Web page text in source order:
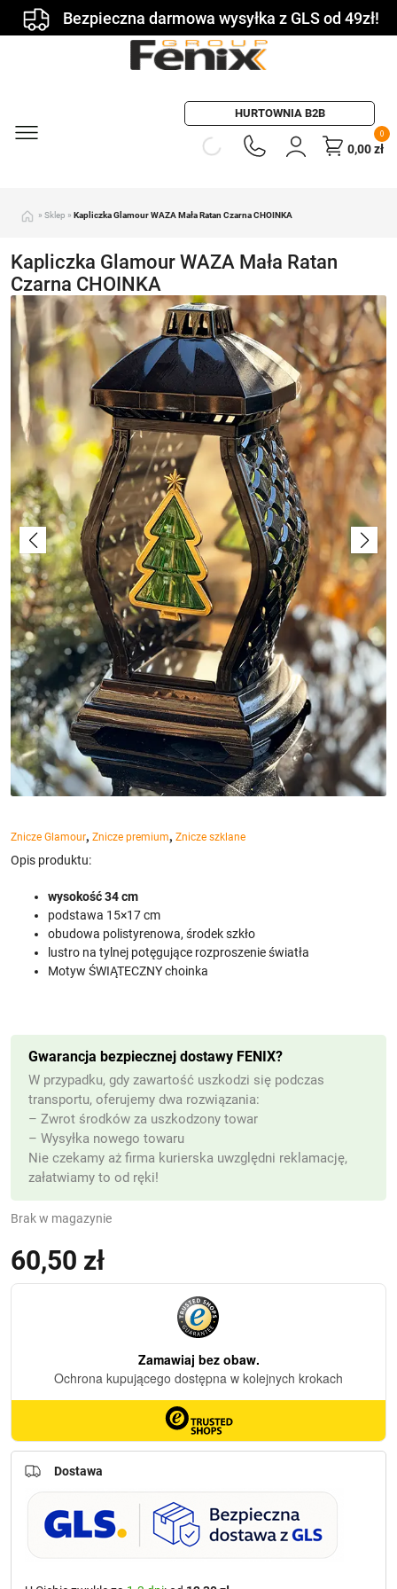
Bezpieczna darmowa wysyłka z GLS od 49zł!
HURTOWNIA B2B
0
0,00zł
» Sklep » Kapliczka Glamour WAZA Mała Ratan Czarna CHOINKA
Kapliczka Glamour WAZA Mała Ratan
Czarna CHOINKA
Znicze Glamour, Znicze premium, Znicze szklane
60,50 zł
Opis produktu:
wysokość 34 cm
podstawa 15×17 cm
obudowa polistyrenowa, środek szkło
lustro na tylnej potęgujące rozproszenie światła
Motyw ŚWIĄTECZNY choinka
Brak w magazynie
Gwarancja bezpiecznej dostawy FENIX?
W przypadku, gdy zawartość uszkodzi się podczas
transportu, oferujemy dwa rozwiązania:
– Zwrot środków za uszkodzony towar
– Wysyłka nowego towaru
Nie czekamy aż firma kurierska uwzględni reklamację,
załatwiamy to od ręki!
Dostawa